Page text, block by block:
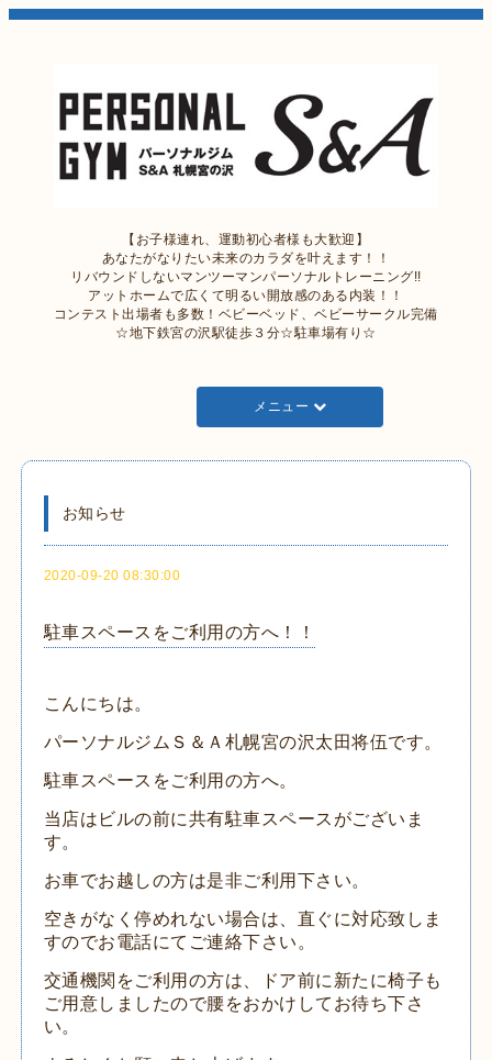
【お子様連れ、運動初心者様も大歓迎】
あなたがなりたい未来のカラダを叶えます！！
リバウンドしないマンツーマンパーソナルトレーニング!!
アットホームで広くて明るい開放感のある内装！！
コンテスト出場者も多数！ベビーベッド、ベビーサークル完備
☆地下鉄宮の沢駅徒歩３分☆駐車場有り☆
メニュー
お知らせ
2020-09-20 08:30:00
駐車スペースをご利用の方へ！！
こんにちは。
パーソナルジムＳ＆Ａ札幌宮の沢太田将伍です。
駐車スペースをご利用の方へ。
当店はビルの前に共有駐車スペースがございま
す。
お車でお越しの方は是非ご利用下さい。
空きがなく停めれない場合は、直ぐに対応致しま
すのでお電話にてご連絡下さい。
交通機関をご利用の方は、ドア前に新たに椅子も
ご用意しましたので腰をおかけしてお待ち下さ
い。